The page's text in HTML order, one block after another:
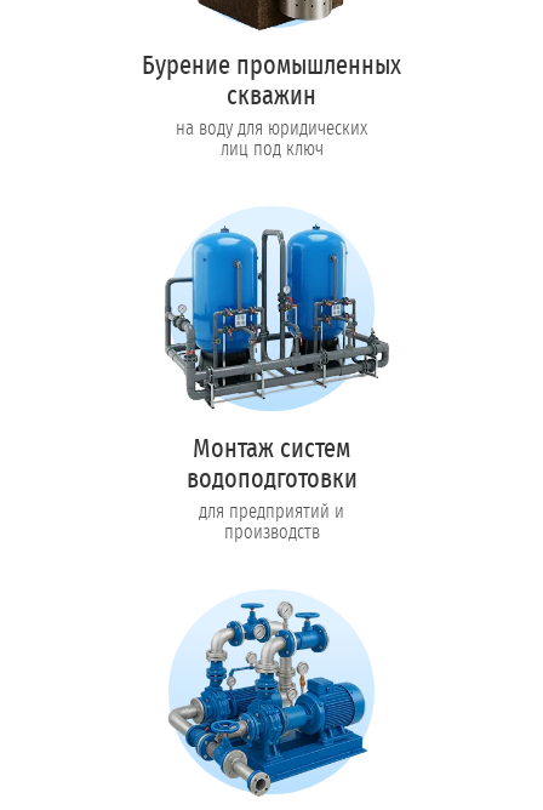
Бурение промышленных
скважин
на воду для юридических
лиц под ключ
Монтаж систем
водоподготовки
для предприятий и
производств